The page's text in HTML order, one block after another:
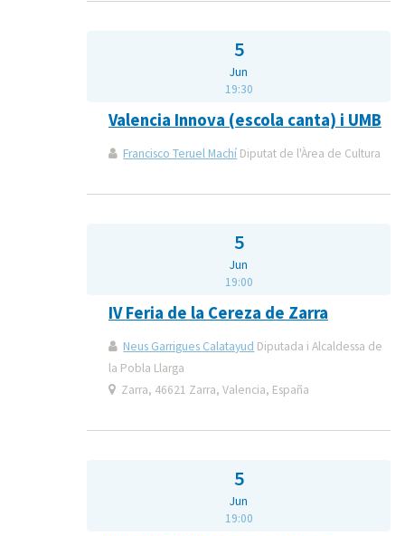
5
Jun
19:30
Valencia Innova (escola canta) i UMB
Francisco Teruel Machí Diputat de l'Àrea de Cultura
5
Jun
19:00
IV Feria de la Cereza de Zarra
Neus Garrigues Calatayud Diputada i Alcaldessa de
la Pobla Llarga
Zarra, 46621 Zarra, Valencia, España
5
Jun
19:00